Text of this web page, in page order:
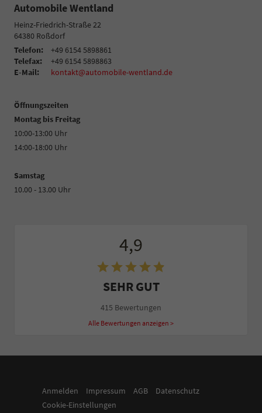
Automobile Wentland
Heinz-Friedrich-Straße 22
64380 Roßdorf
Telefon:
+49 6154 5898861
Telefax:
+49 6154 5898863
E-Mail:
kontakt@automobile-wentland.de
Öffnungszeiten
Montag bis Freitag
10:00-13:00 Uhr
14:00-18:00 Uhr
Samstag
10.00 - 13.00 Uhr
4,9
SEHR GUT
415 Bewertungen
Alle Bewertungen anzeigen >
Anmelden Impressum AGB
Datenschutz
Cookie-Einstellungen